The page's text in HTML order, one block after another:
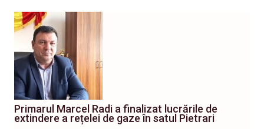
Primarul Marcel Radi a finalizat lucrările de
extindere a rețelei de gaze în satul Pietrari